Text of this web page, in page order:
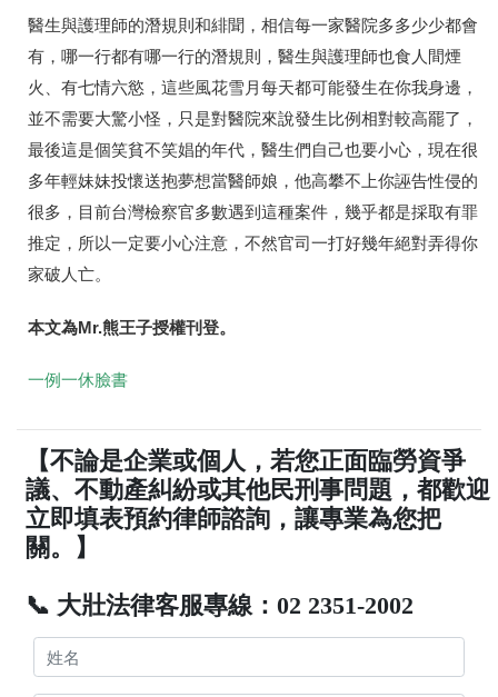
醫生與護理師的潛規則和緋聞，相信每一家醫院多多少少都會
有，哪一行都有哪一行的潛規則，醫生與護理師也食人間煙
火、有七情六慾，這些風花雪月每天都可能發生在你我身邊，
並不需要大驚小怪，只是對醫院來說發生比例相對較高罷了，
最後這是個笑貧不笑娼的年代，醫生們自己也要小心，現在很
多年輕妹妹投懷送抱夢想當醫師娘，他高攀不上你誣告性侵的
很多，目前台灣檢察官多數遇到這種案件，幾乎都是採取有罪
推定，所以一定要小心注意，不然官司一打好幾年絕對弄得你
家破人亡。
本文為Mr.熊王子授權刊登。
一例一休臉書
【不論是企業或個人，若您正面臨勞資爭
議、不動產糾紛或其他民刑事問題，都歡迎
立即填表預約律師諮詢，讓專業為您把
關。】
📞 大壯法律客服專線：02 2351-2002